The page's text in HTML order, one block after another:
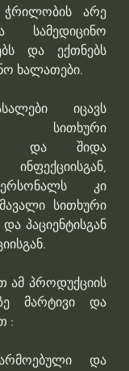
ჭრილობის არე
სამედიცინო
და ექთნებს
ხალათები.
იცავს
სითხური
და შიდა
კი
სითხური
პაციენტისგან
ამ პროდუქციის
მარტივი და
:
და